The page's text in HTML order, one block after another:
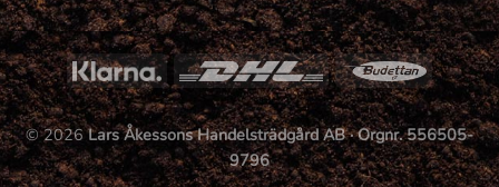
© 2026Lars Åkessons Handelsträdgård AB · Orgnr. 556505-
9796